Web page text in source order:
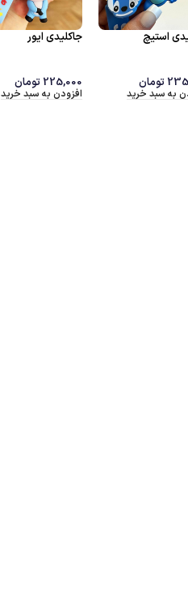
تومان
جاکلیدی جوجه تیعی
240,000 تومان
افزودن به سبد خرید